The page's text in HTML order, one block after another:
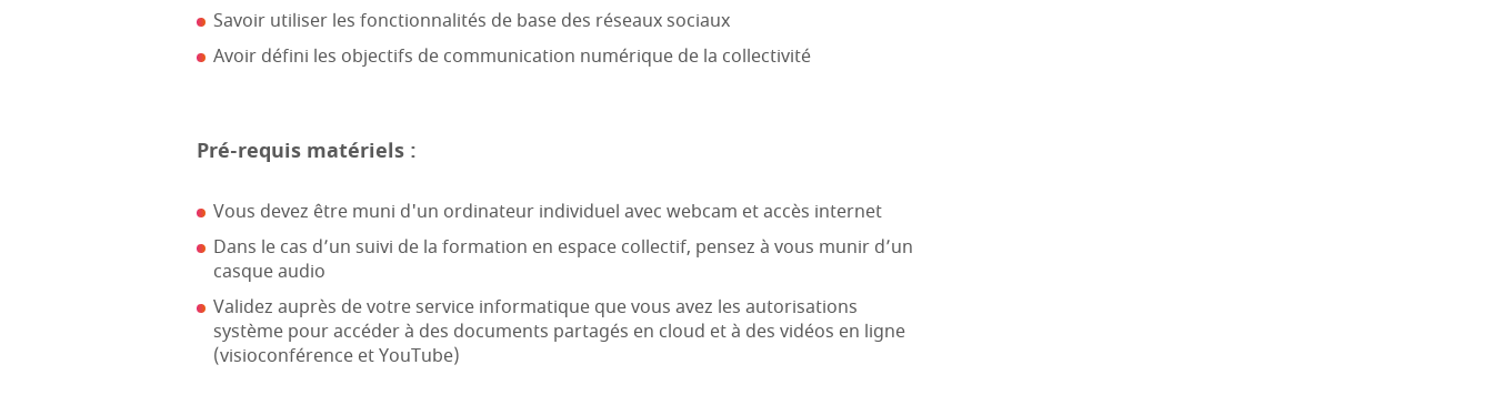
Savoir utiliser les fonctionnalités de base des réseaux sociaux
Avoir défini les objectifs de communication numérique de la collectivité
Pré-requis matériels :
Vous devez être muni d'un ordinateur individuel avec webcam et accès internet
Dans le cas d’un suivi de la formation en espace collectif, pensez à vous munir d’un
casque audio
Validez auprès de votre service informatique que vous avez les autorisations
système pour accéder à des documents partagés en cloud et à des vidéos en ligne
(visioconférence et YouTube)